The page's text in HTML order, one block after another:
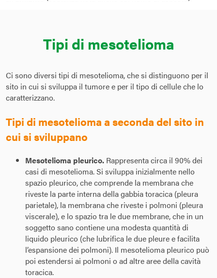
Tipi di mesotelioma
Ci sono diversi tipi di mesotelioma, che si distinguono per il
sito in cui si sviluppa il tumore e per il tipo di cellule che lo
caratterizzano.
Tipi di mesotelioma a seconda del sito in
cui si sviluppano
Mesotelioma pleurico. Rappresenta circa il 90% dei
casi di mesotelioma. Si sviluppa inizialmente nello
spazio pleurico, che comprende la membrana che
riveste la parte interna della gabbia toracica (pleura
parietale), la membrana che riveste i polmoni (pleura
viscerale), e lo spazio tra le due membrane, che in un
soggetto sano contiene una modesta quantità di
liquido pleurico (che lubrifica le due pleure e facilita
l’espansione dei polmoni). Il mesotelioma pleurico può
poi estendersi ai polmoni o ad altre aree della cavità
toracica.